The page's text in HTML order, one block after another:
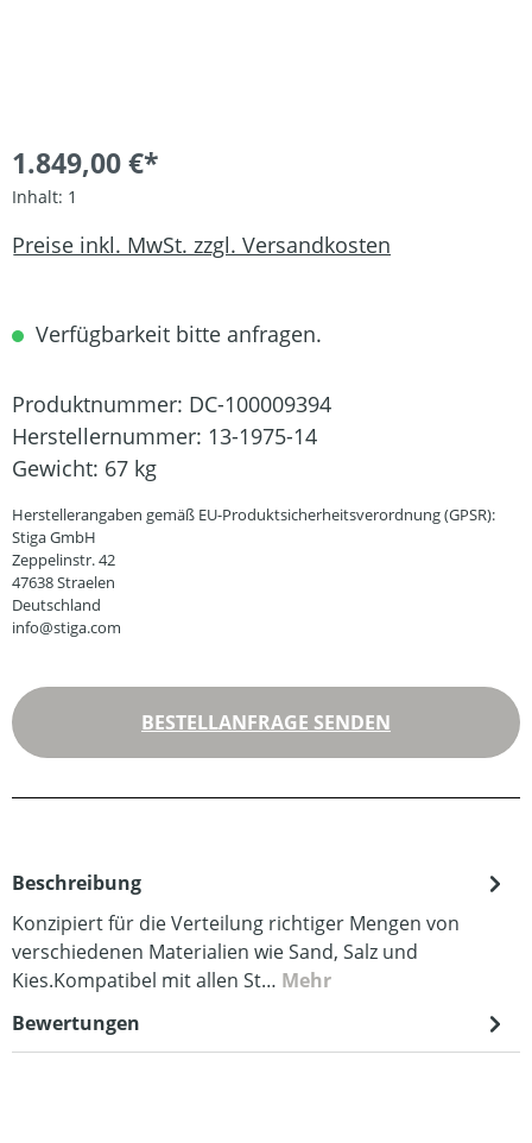
1.849,00 €*
Inhalt: 1
Preise inkl. MwSt. zzgl. Versandkosten
Verfügbarkeit bitte anfragen.
Produktnummer: DC-100009394
Herstellernummer: 13-1975-14
Gewicht: 67 kg
Herstellerangaben gemäß EU-Produktsicherheitsverordnung (GPSR):
Stiga GmbH
Zeppelinstr. 42
47638 Straelen
Deutschland
info@stiga.com
BESTELLANFRAGE SENDEN
Beschreibung
Konzipiert für die Verteilung richtiger Mengen von
verschiedenen Materialien wie Sand, Salz und
Kies.Kompatibel mit allen St… Mehr
Bewertungen